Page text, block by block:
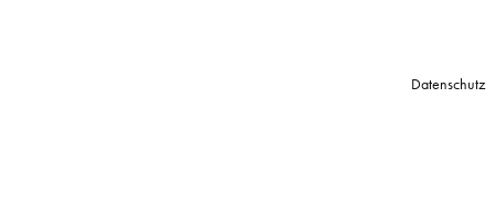
Datenschutz